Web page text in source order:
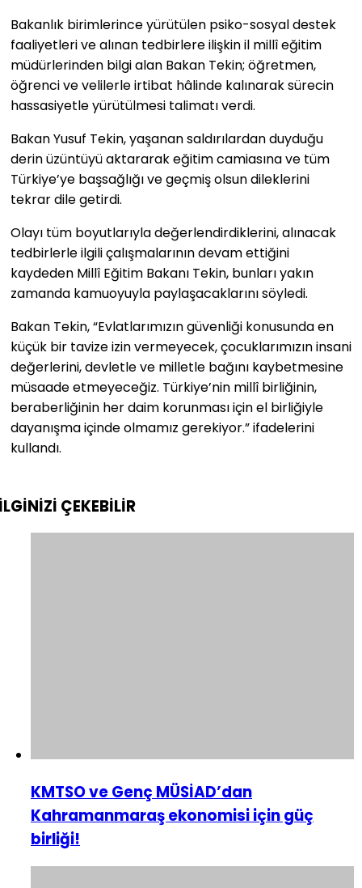
Bakanlık birimlerince yürütülen psiko-sosyal destek
faaliyetleri ve alınan tedbirlere ilişkin il millî eğitim
müdürlerinden bilgi alan Bakan Tekin; öğretmen,
öğrenci ve velilerle irtibat hâlinde kalınarak sürecin
hassasiyetle yürütülmesi talimatı verdi.
Bakan Yusuf Tekin, yaşanan saldırılardan duyduğu
derin üzüntüyü aktararak eğitim camiasına ve tüm
Türkiye’ye başsağlığı ve geçmiş olsun dileklerini
tekrar dile getirdi.
Olayı tüm boyutlarıyla değerlendirdiklerini, alınacak
tedbirlerle ilgili çalışmalarının devam ettiğini
kaydeden Millî Eğitim Bakanı Tekin, bunları yakın
zamanda kamuoyuyla paylaşacaklarını söyledi.
Bakan Tekin, “Evlatlarımızın güvenliği konusunda en
küçük bir tavize izin vermeyecek, çocuklarımızın insani
değerlerini, devletle ve milletle bağını kaybetmesine
müsaade etmeyeceğiz. Türkiye’nin millî birliğinin,
beraberliğinin her daim korunması için el birliğiyle
dayanışma içinde olmamız gerekiyor.” ifadelerini
kullandı.
ÇEKEBİLİR
KMTSO ve Genç MÜSİAD’dan
Kahramanmaraş ekonomisi için güç
birliği!